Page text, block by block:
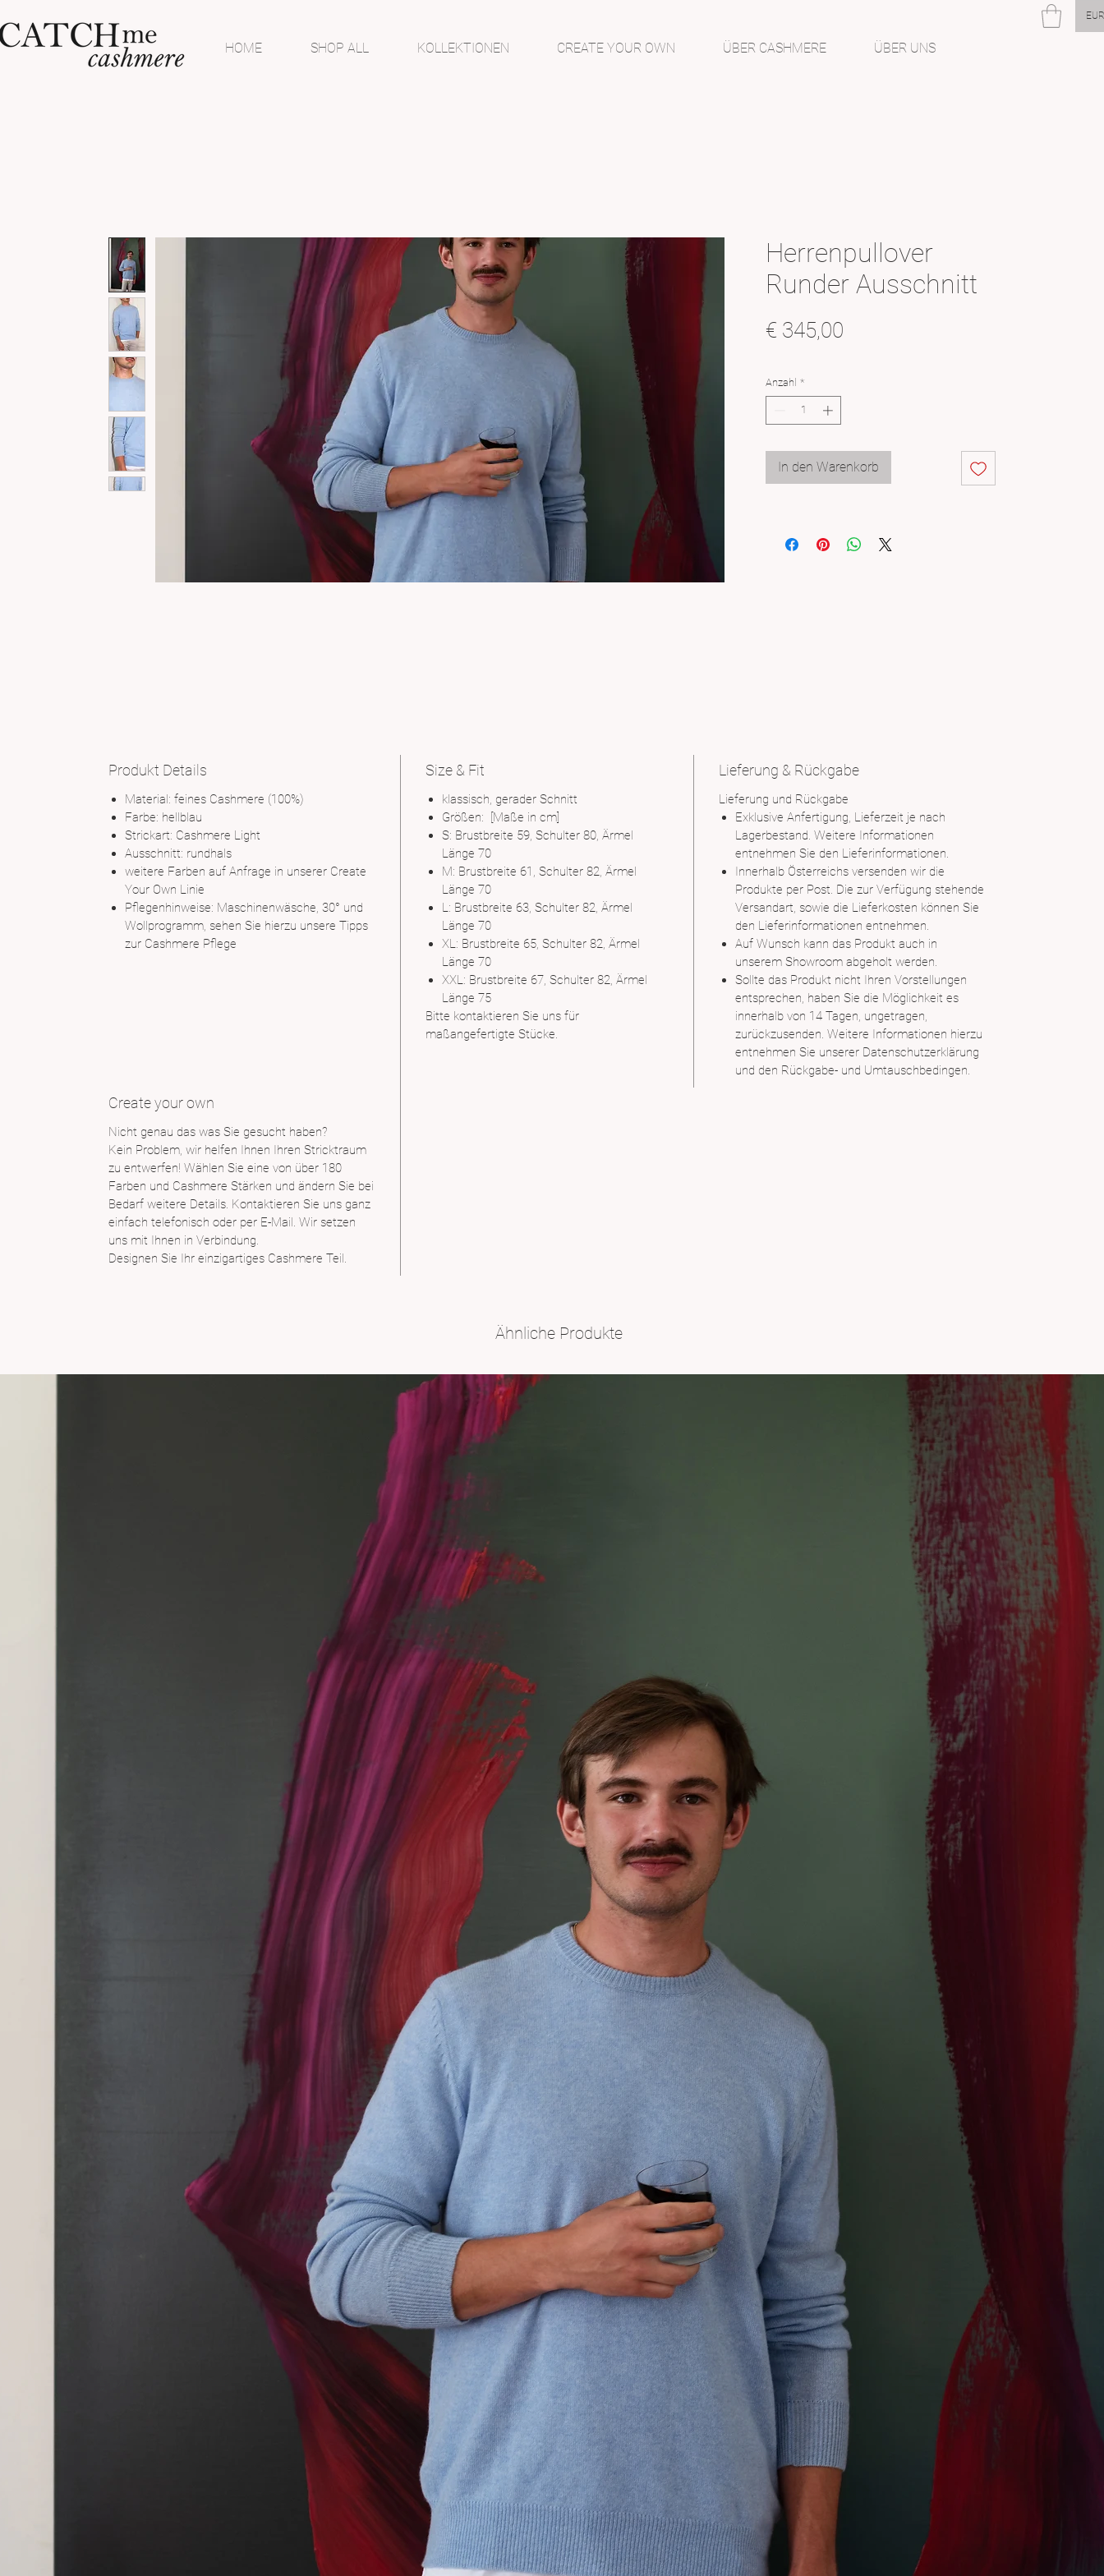
HOME SHOP ALL KOLLEKTIONEN CREATE YOUR OWN ÜBER CASHMERE ÜBER UNS
Herrenpullover
Runder Ausschnitt
€ 345,00
Anzahl *
In den Warenkorb
Produkt Details
Material: feines Cashmere (100%)
Farbe: hellblau
Strickart: Cashmere Light
Ausschnitt: rundhals
weitere Farben auf Anfrage in unserer Create
Your Own Linie
Pflegenhinweise: Maschinenwäsche, 30° und
Wollprogramm, sehen Sie hierzu unsere Tipps
zur Cashmere Pflege
Size & Fit
klassisch, gerader Schnitt
Größen: [Maße in cm]
S: Brustbreite 59, Schulter 80, Ärmel
Länge 70
M: Brustbreite 61, Schulter 82, Ärmel
Länge 70
L: Brustbreite 63, Schulter 82, Ärmel
Länge 70
XL: Brustbreite 65, Schulter 82, Ärmel
Länge 70
XXL: Brustbreite 67, Schulter 82, Ärmel
Länge 75
Bitte kontaktieren Sie uns für
maßangefertigte Stücke.
Lieferung & Rückgabe
Lieferung und Rückgabe
Exklusive Anfertigung, Lieferzeit je nach
Lagerbestand. Weitere Informationen
entnehmen Sie den Lieferinformationen.
Innerhalb Österreichs versenden wir die
Produkte per Post. Die zur Verfügung stehende
Versandart, sowie die Lieferkosten können Sie
den Lieferinformationen entnehmen.
Auf Wunsch kann das Produkt auch in
unserem Showroom abgeholt werden.
Sollte das Produkt nicht Ihren Vorstellungen
entsprechen, haben Sie die Möglichkeit es
innerhalb von 14 Tagen, ungetragen,
zurückzusenden. Weitere Informationen hierzu
entnehmen Sie unserer Datenschutzerklärung
und den Rückgabe- und Umtauschbedingen.
Create your own
Nicht genau das was Sie gesucht haben?
Kein Problem, wir helfen Ihnen Ihren Stricktraum
zu entwerfen! Wählen Sie eine von über 180
Farben und Cashmere Stärken und ändern Sie bei
Bedarf weitere Details. Kontaktieren Sie uns ganz
einfach telefonisch oder per E-Mail. Wir setzen
uns mit Ihnen in Verbindung.
Designen Sie Ihr einzigartiges Cashmere Teil.
Ähnliche Produkte